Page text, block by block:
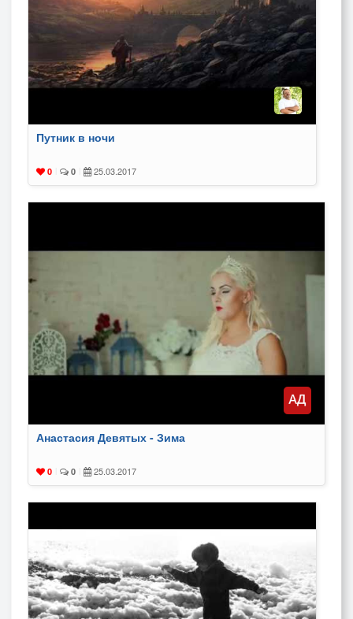
Путник в ночи
0 0 25.03.2017
Анастасия Девятых - Зима
0 0 25.03.2017